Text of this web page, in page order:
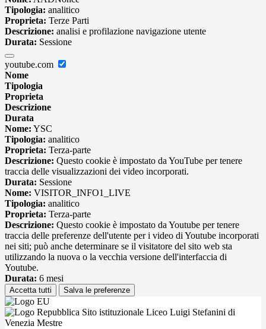
Tipologia: analitico
Proprieta: Terze Parti
Descrizione: analisi e profilazione navigazione utente
Durata: Sessione
youtube.com
Nome
Tipologia
Proprieta
Descrizione
Durata
Nome: YSC
Tipologia: analitico
Proprieta: Terza-parte
Descrizione: Questo cookie è impostato da YouTube per tenere
traccia delle visualizzazioni dei video incorporati.
Durata: Sessione
Nome: VISITOR_INFO1_LIVE
Tipologia: analitico
Proprieta: Terza-parte
Descrizione: Questo cookie è impostato da Youtube per tenere
traccia delle preferenze dell'utente per i video di Youtube incorporati
nei siti; può anche determinare se il visitatore del sito web sta
utilizzando la nuova o la vecchia versione dell'interfaccia di
Youtube.
Durata: 6 mesi
Accetta tutti Salva le preferenze
Sito istituzionale Liceo Luigi Stefanini di
Venezia Mestre